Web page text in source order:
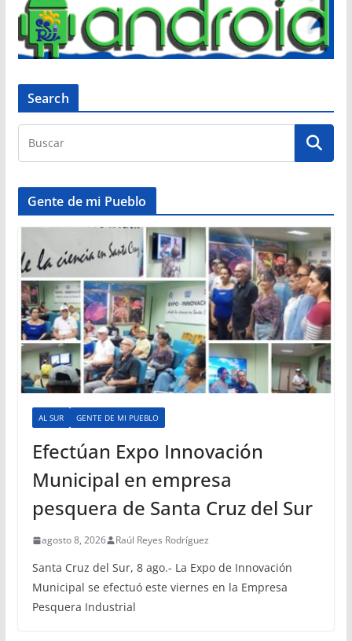
Search
Gente de mi Pueblo
AL SUR GENTE DE MI PUEBLO
Efectúan Expo Innovación
Municipal en empresa
pesquera de Santa Cruz del Sur
agosto 8, 2026 Raúl Reyes Rodríguez
Santa Cruz del Sur, 8 ago.- La Expo de Innovación
Municipal se efectuó este viernes en la Empresa
Pesquera Industrial